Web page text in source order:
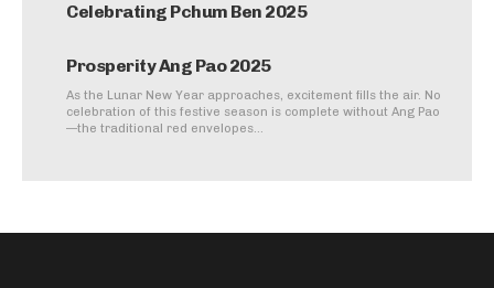
Celebrating Pchum Ben 2025
Prosperity Ang Pao 2025
As the Lunar New Year approaches, excitement fills the air. No
celebration of this festive season is complete without Ang Pao
—the traditional red envelopes...